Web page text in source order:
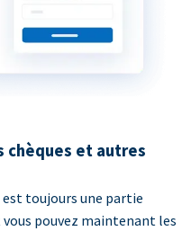
chèques et autres
est toujours une partie
pouvez maintenant les